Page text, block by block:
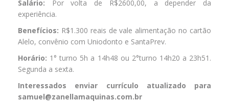
Salário: Por volta de R$2600,00, a depender da
experiência.
Benefícios: R$1.300 reais de vale alimentação no cartão
Alelo, convênio com Uniodonto e SantaPrev.
Horário: 1° turno 5h a 14h48 ou 2°turno 14h20 a 23h51.
Segunda a sexta.
Interessados enviar currículo atualizado para
samuel@zanellamaquinas.com.br